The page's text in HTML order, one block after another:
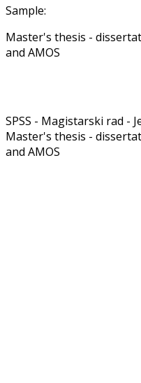
Sample:
Master's thesis -
and AMOS
SPSS - Magistarski rad -
Master's thesis -
and AMOS